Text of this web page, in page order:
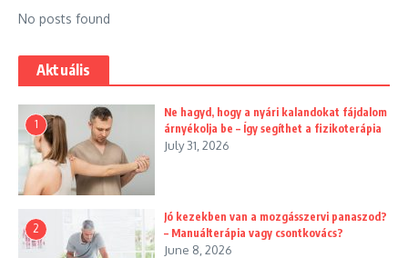
No posts found
Aktuális
1
Ne hagyd, hogy a nyári kalandokat fájdalom
árnyékolja be – Így segíthet a fizikoterápia
July 31, 2026
2
Jó kezekben van a mozgásszervi panaszod?
– Manuálterápia vagy csontkovács?
June 8, 2026